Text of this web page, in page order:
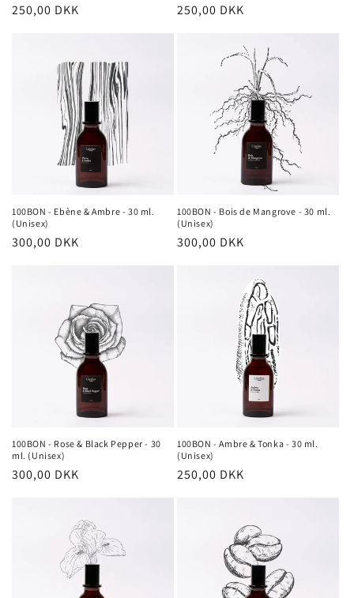
Normalpris
250,00 DKK Normalpris
250,00 DKK
100BON - Ebène & Ambre - 30 ml.
(Unisex)
Normalpris
300,00 DKK
100BON - Bois de Mangrove - 30 ml.
(Unisex)
Normalpris
300,00 DKK
100BON - Rose & Black Pepper - 30
ml. (Unisex)
Normalpris
300,00 DKK
100BON - Ambre & Tonka - 30 ml.
(Unisex)
Normalpris
250,00 DKK